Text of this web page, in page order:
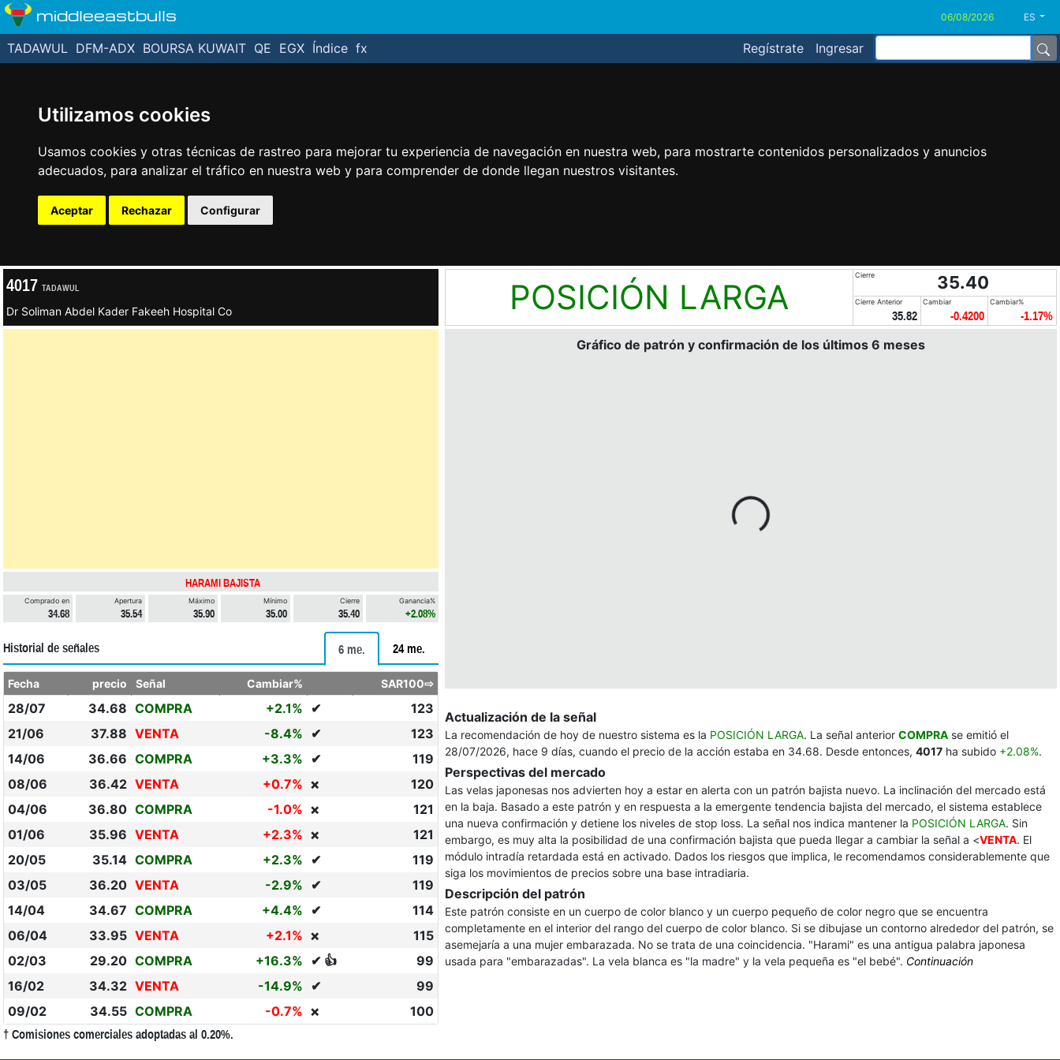
Utilizamos cookies
Usamos cookies y otras técnicas de rastreo para mejorar tu experiencia de navegación en nuestra web, para mostrarte contenidos personalizados y anuncios
adecuados, para analizar el tráfico en nuestra web y para comprender de donde llegan nuestros visitantes.
Aceptar Rechazar Configurar
middleeastbulls ES
Regístrate Ingresar
TADAWUL DFM-ADX BOURSA KUWAIT QE EGX Índice fx
4017 TADAWUL
Dr Soliman Abdel Kader Fakeeh Hospital Co POSICIÓN LARGA
Cierre 35.40
Cierre Anterior
35.82
Cambiar
-0.4200
Cambiar%
-1.17%
HARAMI BAJISTA
Comprado en
34.68
Apertura
35.54
Máximo
35.90
Mínimo
35.00
Cierre
35.40
Ganancia%
+2.08%
Historial de señales 6 me. 24 me.
Fecha precio Señal Cambiar% SAR100⇨
28/07 34.68 COMPRA +2.1% ✔
123
21/06
37.88 VENTA -8.4% ✔
123
14/06
36.66 COMPRA +3.3% ✔
119
08/06
36.42 VENTA +0.7% ❌
120
04/06
36.80 COMPRA -1.0% ❌
121
01/06
35.96 VENTA +2.3% ❌
121
20/05
35.14 COMPRA +2.3% ✔
119
03/05
36.20 VENTA -2.9% ✔
119
14/04
34.67 COMPRA +4.4% ✔
114
06/04
33.95 VENTA +2.1% ❌
115
02/03
29.20 COMPRA +16.3% ✔ 👍
99
16/02
34.32 VENTA -14.9% ✔
99
09/02
34.55 COMPRA -0.7% ❌ 100
† Comisiones comerciales adoptadas al 0.20%.
Gráfico de patrón y confirmación de los últimos 6 meses
Actualización de la señal
La recomendación de hoy de nuestro sistema es la POSICIÓN LARGA. La señal anterior COMPRA se emitió el
28/07/2026, hace 9 días, cuando el precio de la acción estaba en 34.68. Desde entonces, 4017 ha subido +2.08%.
Perspectivas del mercado
Las velas japonesas nos advierten hoy a estar en alerta con un patrón bajista nuevo. La inclinación del mercado está
en la baja. Basado a este patrón y en respuesta a la emergente tendencia bajista del mercado, el sistema establece
una nueva confirmación y detiene los niveles de stop loss. La señal nos indica mantener la POSICIÓN LARGA. Sin
embargo, es muy alta la posibilidad de una confirmación bajista que pueda llegar a cambiar la señal a <VENTA. El
módulo intradía retardada está en activado. Dados los riesgos que implica, le recomendamos considerablemente que
siga los movimientos de precios sobre una base intradiaria.
Descripción del patrón
Este patrón consiste en un cuerpo de color blanco y un cuerpo pequeño de color negro que se encuentra
completamente en el interior del rango del cuerpo de color blanco. Si se dibujase un contorno alrededor del patrón, se
asemejaría a una mujer embarazada. No se trata de una coincidencia. "Harami" es una antigua palabra japonesa
usada para "embarazadas". La vela blanca es "la madre" y la vela pequeña es "el bebé". Continuación